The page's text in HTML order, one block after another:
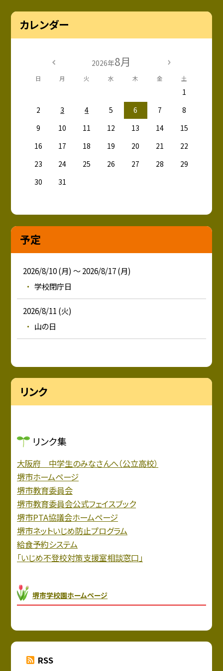
カレンダー
2026年8月
日 月 火 水 木 金 土
1
2
3 4 5 6 7
8
9
10 11 12 13 14
15
16
17 18 19 20 21
22
23
24 25 26 27 28
29
30
31
予定
2026/8/10 (月) ～ 2026/8/17 (月)
学校閉庁日
2026/8/11 (火)
山の日
リンク
リンク集
大阪府 中学生のみなさんへ（公立高校）
堺市ホームページ
堺市教育委員会
堺市教育委員会公式フェイスブック
堺市PTA協議会ホームページ
堺市ネットいじめ防止プログラム
給食予約システム
「いじめ不登校対策支援室相談窓口」
堺市学校園ホームページ
RSS